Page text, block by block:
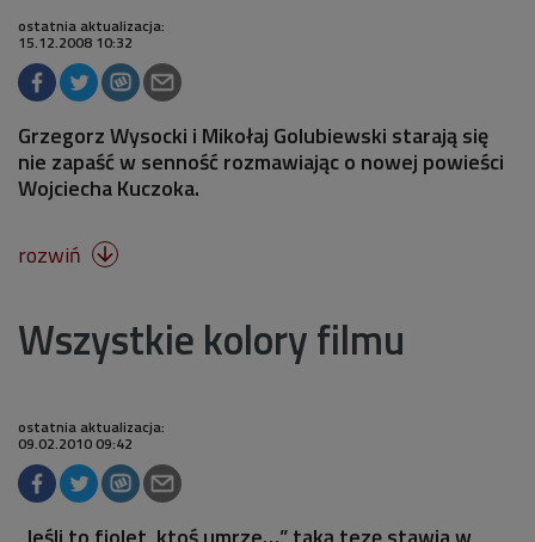
ostatnia aktualizacja:
15.12.2008 10:32
Grzegorz Wysocki i Mikołaj Golubiewski starają się
nie zapaść w senność rozmawiając o nowej powieści
Wojciecha Kuczoka.
rozwiń 
Wszystkie kolory filmu
ostatnia aktualizacja:
09.02.2010 09:42